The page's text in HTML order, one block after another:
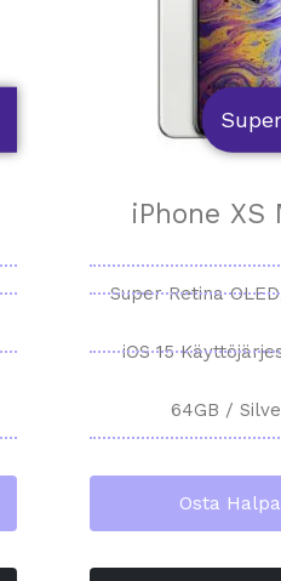
iPhone XS
Super Retina
iOS 15
64GB /
Osta Halpa